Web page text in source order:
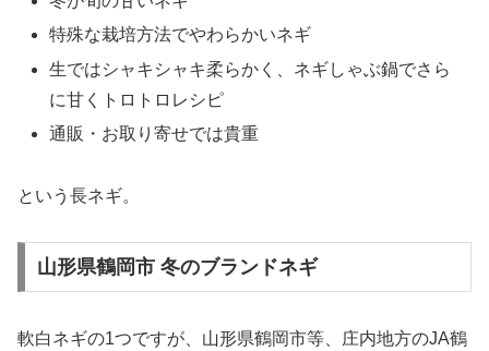
特殊な栽培方法でやわらかいネギ
生ではシャキシャキ柔らかく、ネギしゃぶ鍋でさら
に甘くトロトロレシピ
通販・お取り寄せでは貴重
という長ネギ。
山形県鶴岡市 冬のブランドネギ
軟白ネギの1つですが、山形県鶴岡市等、庄内地方のJA鶴